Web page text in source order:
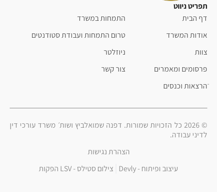
תפריט ניווט
דף הבית
אודות המשרד
צוות
פרסומים ומאמרים
ֿהרצאות וכנסים
התמחות במשרד
טרום התמחות ועבודת סטודנטים
ניוזלטר
צור קשר
© 2026 כל הזכויות שמורות. דפנה שמואלביץ ושות׳ משרד עורכי דין
לדיני עבודה.
הצהרת נגישות
עיצוב ופיתוח -Devly צילום סטילס -LSV הפקות